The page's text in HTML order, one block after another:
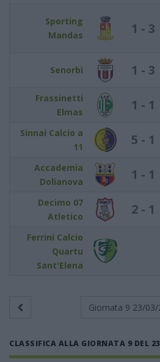
Sporting
Mandas
1 - 3
Senorbì 1 - 3
Frassinetti
Elmas
1 - 1
Sinnai Calcio a
11
5 - 1
Accademia
Dolianova
1 - 1
Decimo 07
Atletico
2 - 1
Ferrini Calcio
Quartu
Sant'Elena
Giornata 9 23/03/
CLASSIFICA ALLA GIORNATA 9 DEL